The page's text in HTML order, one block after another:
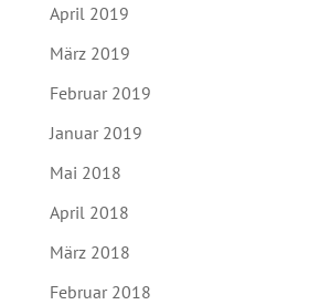
April 2019
März 2019
Februar 2019
Januar 2019
Mai 2018
April 2018
März 2018
Februar 2018